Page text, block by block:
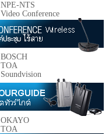
NPE-NTS
Video Conference
BOSCH
TOA
Soundvision
OKAYO
TOA